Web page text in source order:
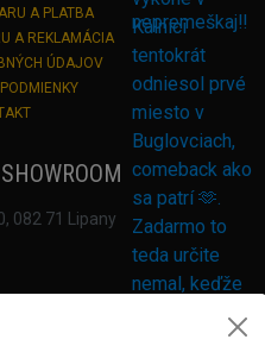
A PLATBA
A REKLAMÁCIA
ÚDAJOV
082 71 Lipany